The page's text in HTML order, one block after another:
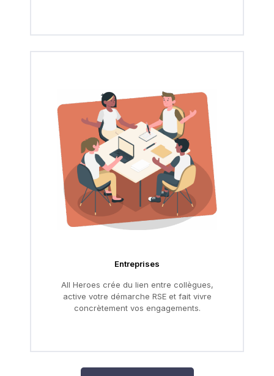
Entreprises
All Heroes crée du lien entre collègues,
active votre démarche RSE et fait vivre
concrètement vos engagements.